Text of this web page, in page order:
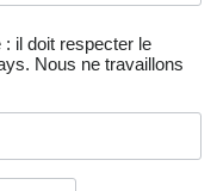
il doit respecter le
Nous ne travaillons